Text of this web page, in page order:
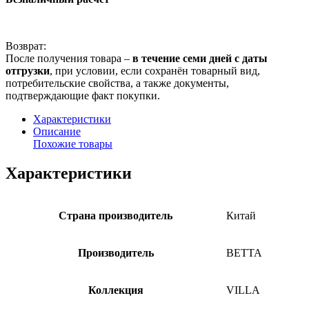
Возврат:
После получения товара – в течение семи дней с даты
отгрузки, при условии, если сохранён товарный вид,
потребительские свойства, а также документы,
подтверждающие факт покупки.
Характеристики
Описание
Похожие товары
Характеристики
Страна производитель Китай
Производитель BETTA
Коллекция VILLA